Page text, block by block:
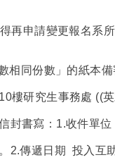
再申請變更報名系所
相同份數」的紙本
樓研究生事務處 ((
封書寫：1.收件單位
2.傳遞日期 投入互